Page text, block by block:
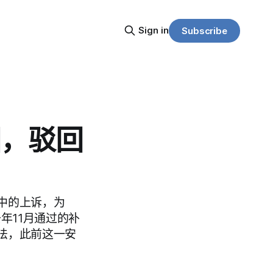
Sign in Subscribe
驳回
的上诉，为
11月通过的补
，此前这一安